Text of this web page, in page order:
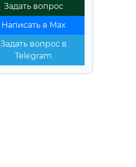
Задать вопрос
Написать в Max
Задать вопрос в
Telegram